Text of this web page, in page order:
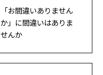
「お間違いありません
か」に間違いはありま
せんか